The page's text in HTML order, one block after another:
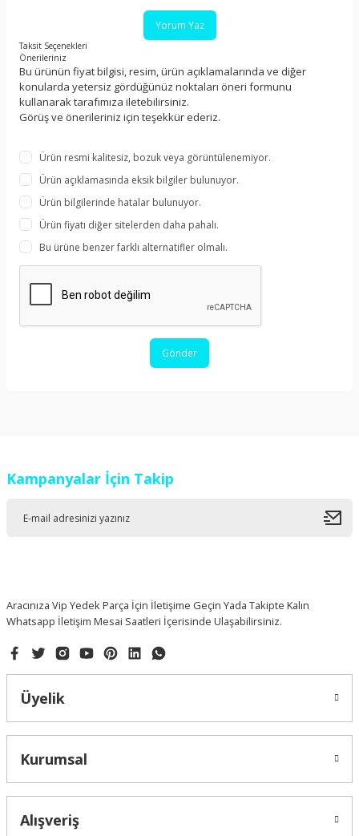
Yorum Yaz
Taksit Seçenekleri
Önerileriniz
Bu ürünün fiyat bilgisi, resim, ürün açıklamalarında ve diğer
konularda yetersiz gördüğünüz noktaları öneri formunu
kullanarak tarafımıza iletebilirsiniz.
Görüş ve önerileriniz için teşekkür ederiz.
Ürün resmi kalitesiz, bozuk veya görüntülenemiyor.
Ürün açıklamasında eksik bilgiler bulunuyor.
Ürün bilgilerinde hatalar bulunuyor.
Ürün fiyatı diğer sitelerden daha pahalı.
Bu ürüne benzer farklı alternatifler olmalı.
Gönder
Kampanyalar İçin Takip
Aracınıza Vip Yedek Parça İçin İletişime Geçin Yada Takipte Kalın
Whatsapp İletişim Mesai Saatleri İçerisinde Ulaşabilirsiniz.
Üyelik
Kurumsal
Alışveriş